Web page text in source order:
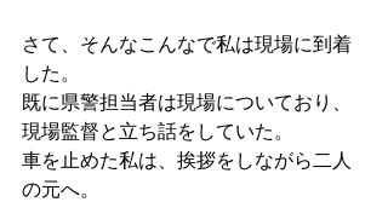
さて、そんなこんなで私は現場に到着
した。
既に県警担当者は現場についており、
現場監督と立ち話をしていた。
車を止めた私は、挨拶をしながら二人
の元へ。